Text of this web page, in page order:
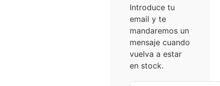
Introduce tu
email y te
mandaremos un
mensaje cuando
vuelva a estar
en stock.